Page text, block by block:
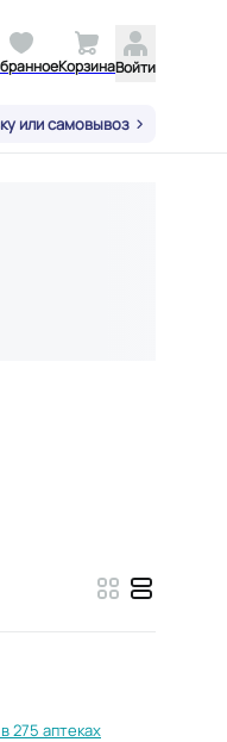
КорзинаВойти
или самовывоз
275 аптеках